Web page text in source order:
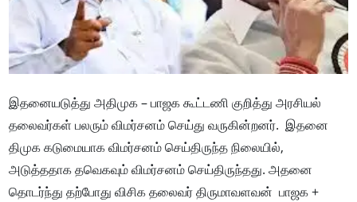
இதனையடுத்து அதிமுக – பாஜக கூட்டணி குறித்து அரசியல்
தலைவர்கள் பலரும் விமர்சனம் செய்து வருகின்றனர். இதனை
திமுக கடுமையாக விமர்சனம் செய்திருந்த நிலையில்,
அடுத்ததாக தவெகவும் விமர்சனம் செய்திருந்தது. அதனை
தொடர்ந்து தற்போது விசிக தலைவர் திருமாவளவன் பாஜக +